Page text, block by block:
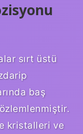
sırt üstü
baş
kristalleri ve